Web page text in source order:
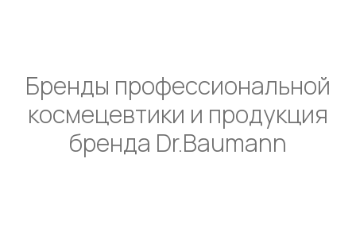
Бренды профессиональной
космецевтики и продукция
бренда Dr.Baumann